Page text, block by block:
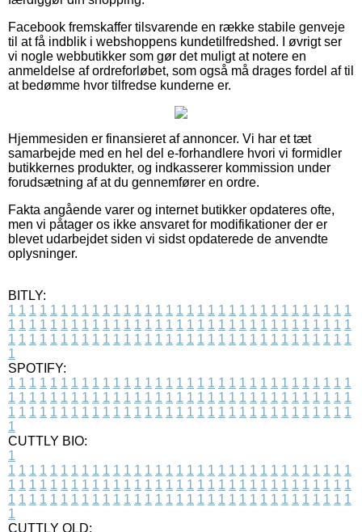
Facebook fremskaffer tilsvarende en række stabile genveje
til at få indblik i webshoppens kundetilfredshed. I øvrigt ser
vi nogle webbutikker som gør det muligt at notere en
anmeldelse af ordreforløbet, som også må drages fordel af til
at bedømme hvor tilfredse kunderne er.
Hjemmesiden er finansieret af annoncer. Vi har et tæt
samarbejde med en hel del e-forhandlere hvori vi formidler
butikkernes produkter, og indkasserer kommission under
forudsætning af at du gennemfører en ordre.
Fakta angående varer og internet butikker opdateres ofte,
men vi påtager os ikke ansvaret for modifikationer der er
blevet udarbejdet siden vi sidst opdaterede de anvendte
oplysninger.
BITLY:
1 1 1 1 1 1 1 1 1 1 1 1 1 1 1 1 1 1 1 1 1 1 1 1 1 1 1 1 1 1 1 1 1
1 1 1 1 1 1 1 1 1 1 1 1 1 1 1 1 1 1 1 1 1 1 1 1 1 1 1 1 1 1 1 1 1
1 1 1 1 1 1 1 1 1 1 1 1 1 1 1 1 1 1 1 1 1 1 1 1 1 1 1 1 1 1 1 1 1
1
SPOTIFY:
1 1 1 1 1 1 1 1 1 1 1 1 1 1 1 1 1 1 1 1 1 1 1 1 1 1 1 1 1 1 1 1 1
1 1 1 1 1 1 1 1 1 1 1 1 1 1 1 1 1 1 1 1 1 1 1 1 1 1 1 1 1 1 1 1 1
1 1 1 1 1 1 1 1 1 1 1 1 1 1 1 1 1 1 1 1 1 1 1 1 1 1 1 1 1 1 1 1 1
1
CUTTLY BIO:
1
1 1 1 1 1 1 1 1 1 1 1 1 1 1 1 1 1 1 1 1 1 1 1 1 1 1 1 1 1 1 1 1 1
1 1 1 1 1 1 1 1 1 1 1 1 1 1 1 1 1 1 1 1 1 1 1 1 1 1 1 1 1 1 1 1 1
1 1 1 1 1 1 1 1 1 1 1 1 1 1 1 1 1 1 1 1 1 1 1 1 1 1 1 1 1 1 1 1 1
1
CUTTLY OLD: